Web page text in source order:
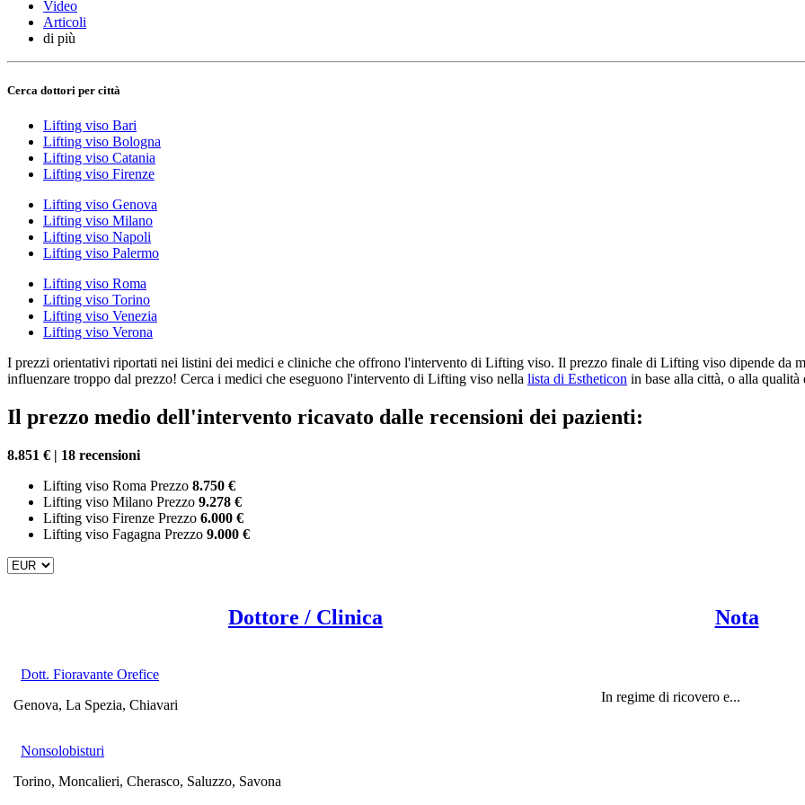
Video
Articoli
di più
Cerca dottori per città
Lifting viso Bari
Lifting viso Bologna
Lifting viso Catania
Lifting viso Firenze
Lifting viso Genova
Lifting viso Milano
Lifting viso Napoli
Lifting viso Palermo
Lifting viso Roma
Lifting viso Torino
Lifting viso Venezia
Lifting viso Verona
I prezzi orientativi riportati nei listini dei medici e cliniche che offrono l'intervento di Lifting viso. Il prezzo finale di Lifting viso dipende da
influenzare troppo dal prezzo! Cerca i medici che eseguono l'intervento di Lifting viso nella lista di Estheticon in base alla città, o alla
Il prezzo medio dell'intervento ricavato dalle recensioni dei pazienti:
8.851 € | 18 recensioni
Lifting viso Roma Prezzo 8.750 €
Lifting viso Milano Prezzo 9.278 €
Lifting viso Firenze Prezzo 6.000 €
Lifting viso Fagagna Prezzo 9.000 €
Dottore / Clinica Nota
Dott. Fioravante Orefice
Genova, La Spezia, Chiavari
In regime di ricovero e...
Nonsolobisturi
Torino, Moncalieri, Cherasco, Saluzzo, Savona